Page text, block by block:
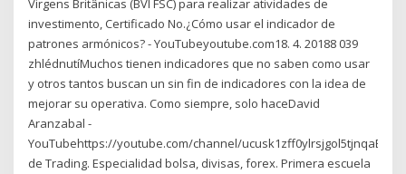
Virgens Britânicas (BVI FSC) para realizar atividades de
investimento, Certificado No.¿Cómo usar el indicador de
patrones armónicos? - YouTubeyoutube.com18. 4. 20188 039
zhlédnutíMuchos tienen indicadores que no saben como usar
y otros tantos buscan un sin fin de indicadores con la idea de
mejorar su operativa. Como siempre, solo haceDavid
Aranzabal -
YouTubehttps://youtube.com/channel/
de Trading. Especialidad bolsa, divisas, forex. Primera escuela